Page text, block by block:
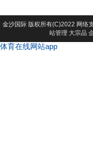
金沙国际 版权所有(C)2022 网络
站管理 大宗品
体育在线网站app